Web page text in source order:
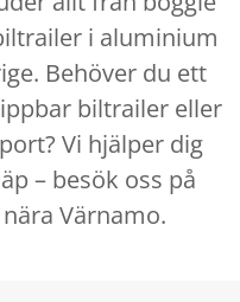
i aluminium
Behöver du ett
biltrailer eller
Vi hjälper dig
– besök oss på
Värnamo.